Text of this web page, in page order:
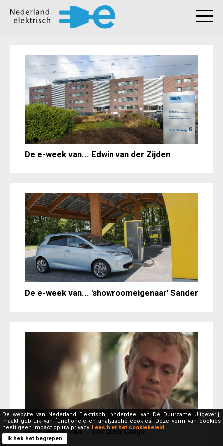
De e-week van... Edwin van der Zijden
De e-week van... 'showroomeigenaar' Sander
De e-week van... Torsten Colijn
De website van Nederland Elektrisch, onderdeel van Dé Duurzame Uitgeverij,
maakt gebruik van functionele en analytische cookies. Deze vorm van cookies
heeft geen impact op uw privacy. Lees hier het cookiebeleid.
Ik heb het begrepen